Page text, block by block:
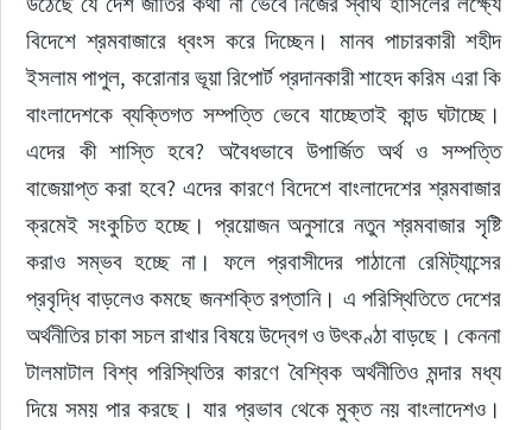
বিদেশে শ্রমবাজারে ধ্বংস করে দিচ্ছেন। মানব পাচারকারী শহীদ
ইসলাম পাপুল, করোনার ভূয়া রিপোর্ট প্রদানকারী শাহেদ করিম এরা কি
বাংলাদেশকে ব্যক্তিগত সম্পত্তি ভেবে যাচ্ছেতাই কান্ড ঘটাচ্ছে।
এদের কী শাস্তি হবে? অবৈধভাবে উপার্জিত অর্থ ও সম্পত্তি
বাজেয়াপ্ত করা হবে? এদের কারণে বিদেশে বাংলাদেশের শ্রমবাজার
ক্রমেই সংকুচিত হচ্ছে। প্রয়োজন অনুসারে নতুন শ্রমবাজার সৃষ্টি
করাও সম্ভব হচ্ছে না। ফলে প্রবাসীদের পাঠানো রেমিট্যান্সের
প্রবৃদ্ধি বাড়লেও কমছে জনশক্তি রপ্তানি। এ পরিস্থিতিতে দেশের
অর্থনীতির চাকা সচল রাখার বিষয়ে উদ্বেগ ও উৎকণ্ঠা বাড়ছে। কেননা
টালমাটাল বিশ্ব পরিস্থিতির কারণে বৈশ্বিক অর্থনীতিও মন্দার মধ্য
দিয়ে সময় পার করছে। যার প্রভাব থেকে মুক্ত নয় বাংলাদেশও।